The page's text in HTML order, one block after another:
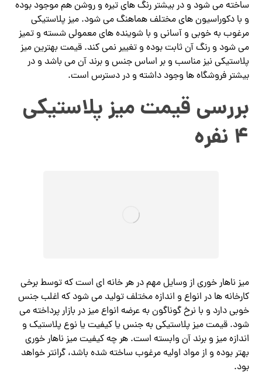
ساخته می شود و در بیشتر رنگ های تیره و روشن هم موجود بوده
و با دکوراسیون های مختلف هماهنگ می شود. میز پلاستیکی
مرغوب به خوبی و آسانی و با شوینده های معمولی شسته و تمیز
می شود و رنگ آن ثابت بوده و تغییر نمی کند. قیمت بهترین میز
پلاستیکی نیز مناسب و بر اساس جنس و برند آن می باشد و در
بیشتر فروشگاه ها وجود داشته و در دسترس است.
بررسی قیمت میز پلاستیکی
4 نفره
میز ناهار خوری از وسایل مهم در هر خانه ای است که توسط برخی
کارخانه ها در انواع و اندازه مختلف تولید می شود که اغلب جنس
خوبی دارد و با نرخ گوناگون به عرضه انواع میز در بازار پرداخته می
شود. قیمت میز پلاستیکی به جنس یا کیفیت یا نوع پلاستیک و
اندازه میز و برند آن وابسته است. هر چه کیفیت میز ناهار خوری
بهتر بوده و از مواد اولیه مرغوب ساخته شده باشد، گرانتر خواهد
بود.